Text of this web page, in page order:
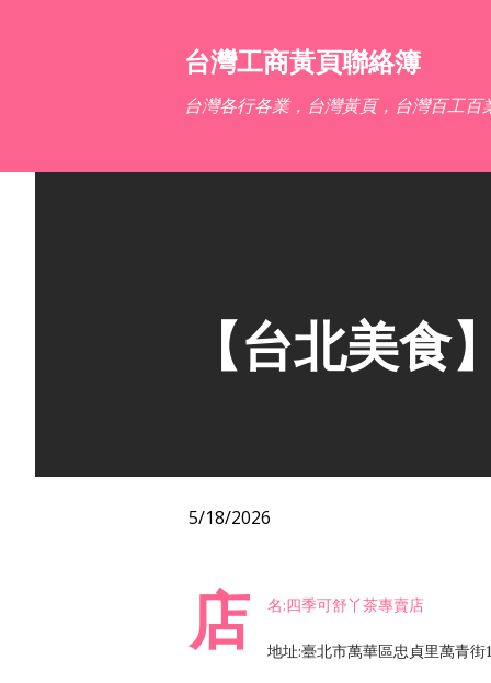
台灣工商黃頁聯絡簿
台灣各行各業，台灣黃頁，台灣百工百
【台北美
5/18/2026
店 名:四季可舒丫茶專賣店
地址:臺北市萬華區忠貞里萬青街